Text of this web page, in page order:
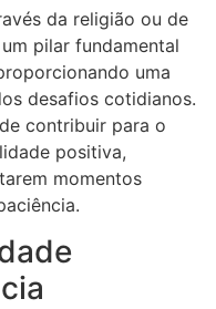
da religião ou de
pilar fundamental
uma
desafios cotidianos.
contribuir para o
positiva,
momentos